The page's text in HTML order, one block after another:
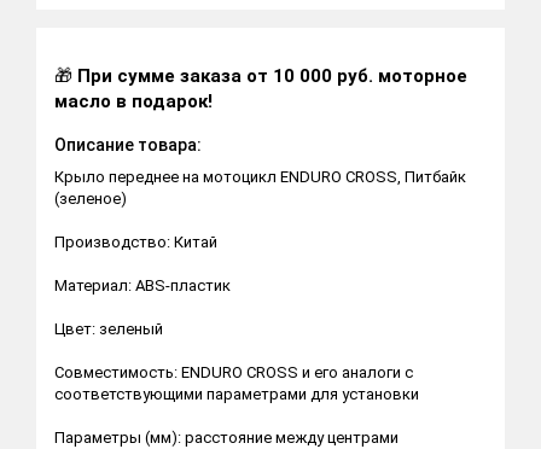
🎁 При сумме заказа от 10 000 руб. моторное
масло в подарок!
Описание товара:
Крыло переднее на мотоцикл ENDURO CROSS, Питбайк
(зеленое)
Производство: Китай
Материал: ABS-пластик
Цвет: зеленый
Совместимость: ENDURO CROSS и его аналоги с
соответствующими параметрами для установки
Параметры (мм): расстояние между центрами